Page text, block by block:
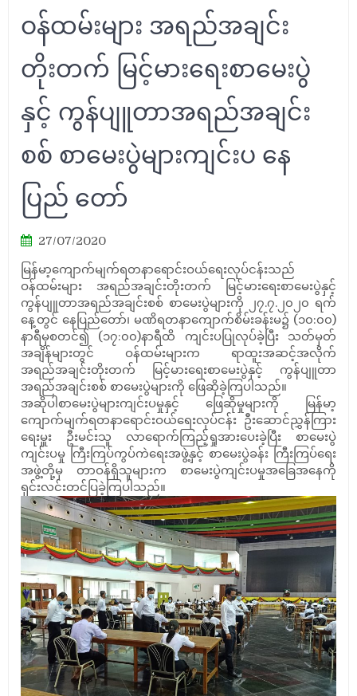
ဝန်ထမ်းများ အရည်အချင်း
တိုးတက် မြင့်မားရေးစာမေးပွဲ
နှင့် ကွန်ပျူတာအရည်အချင်း
စစ် စာမေးပွဲများကျင်းပ နေ
ပြည် တော်
27/07/2020
မြန်မာ့ကျောက်မျက်ရတနာရောင်းဝယ်ရေးလုပ်ငန်းသည်
ဝန်ထမ်းများ အရည်အချင်းတိုးတက် မြင့်မားရေးစာမေးပွဲနှင့်
ကွန်ပျူတာအရည်အချင်းစစ် စာမေးပွဲများကို ၂၇.၇.၂၀၂၀ ရက်
နေ့တွင် နေပြည်တော်၊ မဏိရတနာကျောက်စိမ်းခန်းမ၌ (၁၀:၀၀)
နာရီမှစတင်၍ (၁၇:၀၀)နာရီထိ ကျင်းပပြုလုပ်ခဲ့ပြီး သတ်မှတ်
အချိန်များတွင် ဝန်ထမ်းများက ရာထူးအဆင့်အလိုက်
အရည်အချင်းတိုးတက် မြင့်မားရေးစာမေးပွဲနှင့် ကွန်ပျူတာ
အရည်အချင်းစစ် စာမေးပွဲများကို ဖြေဆိုခဲ့ကြပါသည်။
အဆိုပါစာမေးပွဲများကျင်းပမှုနှင့် ဖြေဆိုမှုများကို မြန်မာ့
ကျောက်မျက်ရတနာရောင်းဝယ်ရေးလုပ်ငန်း ဦးဆောင်ညွှန်ကြား
ရေးမှူး ဦးမင်းသူ လာရောက်ကြည့်ရှုအားပေးခဲ့ပြီး စာမေးပွဲ
ကျင်းပမှု ကြီးကြပ်ကွပ်ကဲရေးအဖွဲ့နှင့် စာမေးပွဲခန်း ကြီးကြပ်ရေး
အဖွဲ့တို့မှ တာဝန်ရှိသူများက စာမေးပွဲကျင်းပမှုအခြေအနေကို
ရှင်းလင်းတင်ပြခဲ့ကြပါသည်။